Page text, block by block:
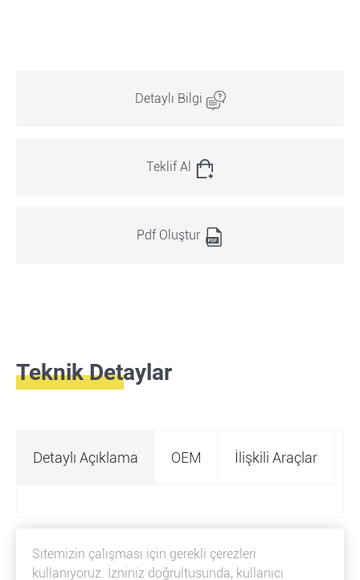
Detaylı Bilgi
Teklif Al
Pdf Oluştur
Teknik Detaylar
Detaylı Açıklama OEM İlişkili Araçlar
Sitemizin çalışması için gerekli çerezleri
kullanıyoruz. İzniniz doğrultusunda, kullanıcı